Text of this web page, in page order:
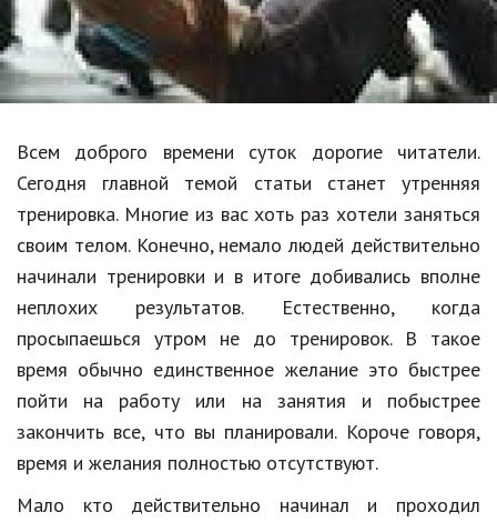
В мире
Культура
Авто, мото
Спорт
Знаменитости
Статьи
Обзоры
Рецепты
Красота и здоровье
Hi-Tech. Интернет
Авто, мото
Всем доброго времени суток дорогие читатели.
Сегодня главной темой статьи станет утренняя
тренировка. Многие из вас хоть раз хотели заняться
своим телом. Конечно, немало людей действительно
начинали тренировки и в итоге добивались вполне
неплохих результатов. Естественно, когда
просыпаешься утром не до тренировок. В такое
время обычно единственное желание это быстрее
пойти на работу или на занятия и побыстрее
закончить все, что вы планировали. Короче говоря,
время и желания полностью отсутствуют.
Мало кто действительно начинал и проходил